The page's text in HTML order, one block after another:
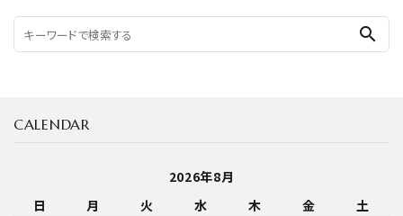
search
CALENDAR
2026年8月
日
月 火 水 木 金
土